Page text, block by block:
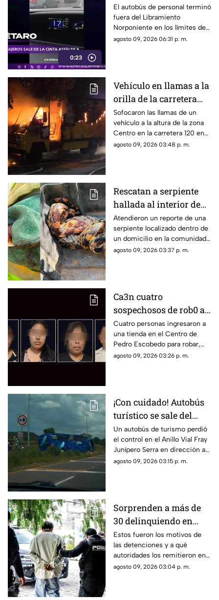
0:23
Libramiento
Norponiente involucra
a unidad de transporte
de trabajadores
El autobús de personal terminó
fuera del Libramiento
Norponiente en los límites de
Corregidora y Apaseo El
agosto 09, 2026 06:31 p. m.
Vehículo en llamas a la
orilla de la carretera
120 en Cadereyta
provoca intensa
movilización de rescate
Sofocaron las llamas de un
vehículo a la altura de la zona
Centro en la carretera 120 en
Cadereyta
agosto 09, 2026 03:48 p. m.
Rescatan a serpiente
hallada al interior de
una vivienda en
Cadereyta de Montes
Atendieron un reporte de una
serpiente localizado dentro de
un domicilio en la comunidad
de Los Llanitos
agosto 09, 2026 03:37 p. m.
Ca3n cuatro
sospechosos de rob0 a
comercio sobre la
Autopista 57 en
Querétaro
Cuatro personas ingresaron a
una tienda en el Centro de
Pedro Escobedo para robar,
fueron detenidos sobre la
agosto 09, 2026 03:26 p. m.
¡Con cuidado! Autobús
turístico se sale del
camino en el Anillo
Vial Fray Junípero
Serra
Un autobús de turismo perdió
el control en el Anillo Vial Fray
Junípero Serra en dirección a
Mompaní
agosto 09, 2026 03:15 p. m.
Sorprenden a más de
30 delinquiendo en
Querétaro y
Tequisquiapan
Estos fueron los motivos de
las detenciones y a qué
autoridades los remitieron en
Querétaro y Tequisquiapan
agosto 09, 2026 03:04 p. m.